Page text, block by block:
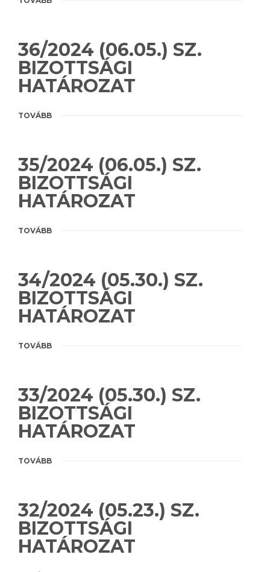
36/2024 (06.05.) SZ.
BIZOTTSÁGI
HATÁROZAT
TOVÁBB
35/2024 (06.05.) SZ.
BIZOTTSÁGI
HATÁROZAT
TOVÁBB
34/2024 (05.30.) SZ.
BIZOTTSÁGI
HATÁROZAT
TOVÁBB
33/2024 (05.30.) SZ.
BIZOTTSÁGI
HATÁROZAT
TOVÁBB
32/2024 (05.23.) SZ.
BIZOTTSÁGI
HATÁROZAT